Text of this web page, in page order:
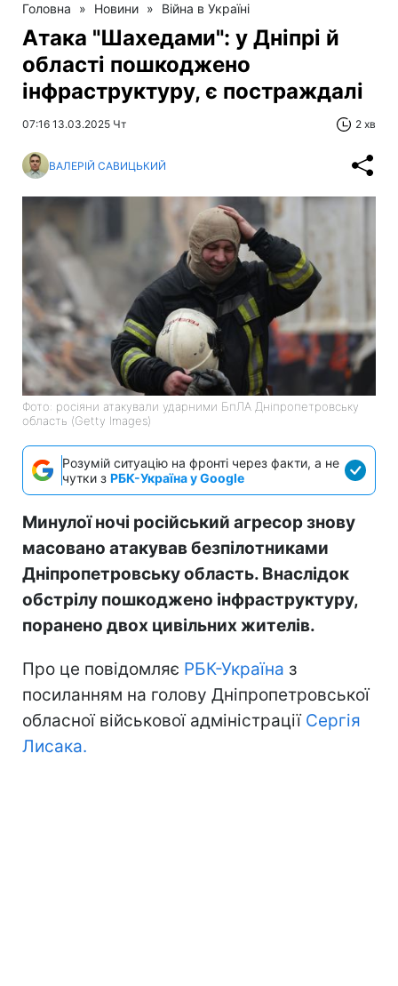
Головна » Новини » Війна в Україні
Атака "Шахедами": у Дніпрі й
області пошкоджено
інфраструктуру, є постраждалі
07:16 13.03.2025 Чт 2 хв
ВАЛЕРІЙ САВИЦЬКИЙ
Фото: росіяни атакували ударними БпЛА Дніпропетровську
область (Getty Images)
Розумій ситуацію на фронті через факти, а не
чутки з РБК-Україна у Google
Минулої ночі російський агресор знову
масовано атакував безпілотниками
Дніпропетровську область. Внаслідок
обстрілу пошкоджено інфраструктуру,
поранено двох цивільних жителів.
Про це повідомляє РБК-Україна з
посиланням на голову Дніпропетровської
обласної військової адміністрації Сергія
Лисака.